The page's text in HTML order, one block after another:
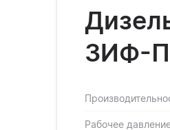
ЗИФ-
Рабочее